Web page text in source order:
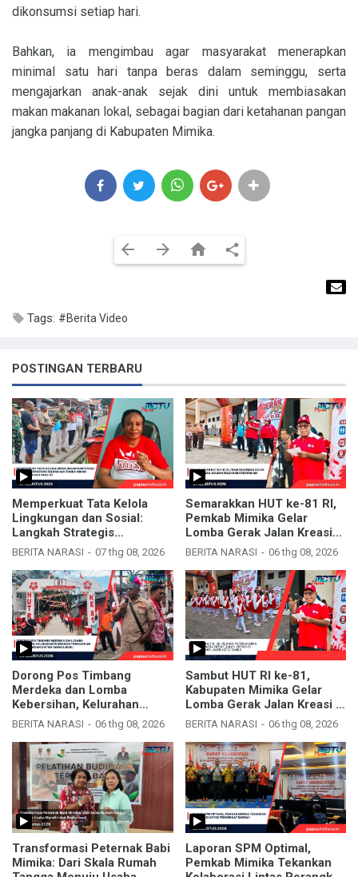
dikonsumsi setiap hari.
Bahkan, ia mengimbau agar masyarakat menerapkan
minimal satu hari tanpa beras dalam seminggu, serta
mengajarkan anak-anak sejak dini untuk membiasakan
makan makanan lokal, sebagai bagian dari ketahanan pangan
jangka panjang di Kabupaten Mimika.
Tags: #Berita Video
POSTINGAN TERBARU
Memperkuat Tata Kelola
Lingkungan dan Sosial:
Langkah Strategis
Kelurahan Timika Indah
Menjelang HUT RI ke-81
BERITA NARASI 07 thg 08, 2026
Semarakkan HUT ke-81 RI,
Pemkab Mimika Gelar
Lomba Gerak Jalan Kreasi
dan Kebersihan
BERITA NARASI 06 thg 08, 2026
Dorong Pos Timbang
Merdeka dan Lomba
Kebersihan, Kelurahan
Wanagon Tingkatkan
Sinergi dengan Distrik
Mimika Baru
BERITA NARASI 06 thg 08, 2026
Sambut HUT RI ke-81,
Kabupaten Mimika Gelar
Lomba Gerak Jalan Kreasi di
Sepanjang Kota Timika
BERITA NARASI 06 thg 08, 2026
Transformasi Peternak Babi
Mimika: Dari Skala Rumah
Laporan SPM Optimal,
Pemkab Mimika Tekankan